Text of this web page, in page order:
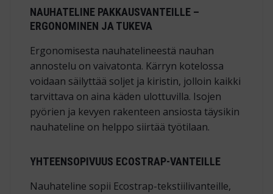
NAUHATELINE PAKKAUSVANTEILLE –
ERGONOMINEN JA TUKEVA
Ergonomisesta nauhatelineestä nauhan
annostelu on vaivatonta. Kärryn kotelossa
voidaan säilyttää soljet ja kiristin, jolloin kaikki
tarvittava on aina käden ulottuvilla. Isojen
pyörien ja kevyen rakenteen ansiosta täysikin
nauhateline on helppo siirtää työtilaan.
YHTEENSOPIVUUS ECOSTRAP-VANTEILLE
Nauhateline sopii Ecostrap-tekstiilivanteille,